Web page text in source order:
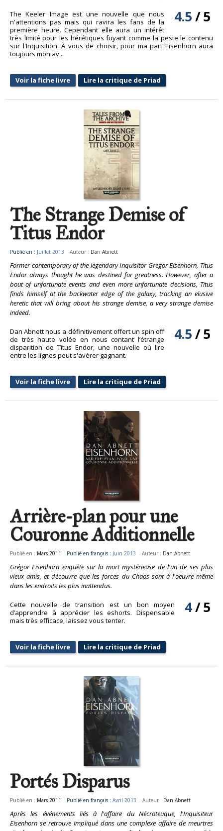
4.5/5
The Keeler Image est une nouvelle que nous
n'attentions pas mais qui ravira les fans de la
première heure. Cependant elle aura un intérêt
très limité pour les hérétiques fuyant comme la peste le contenu
sur l'Inquisition. À vous de choisir, pour ma part Eisenhorn aura
toujours mon av...
Voir la fiche livre Lire la critique de Priad
The Strange Demise of
Titus Endor
Publié en : Juillet 2013 Auteur : Dan Abnett
Former contemporary of the legendary Inquisitor Gregor Eisenhorn, Titus
Endor always thought he was destined for greatness. However, after a
bout of unfortunate events and even more unfortunate decisions, Titus
finds himself at the backwater edge of the galaxy, tracking an elusive
heretic that will bring about his strange demise, a very strange demise
indeed.
4.5/5
Dan Abnett nous a définitivement offert un spin off
de très haute volée en nous contant l’étrange
disparition de Titus Endor, une nouvelle où lire
entre les lignes peut s'avérer gagnant.
Voir la fiche livre Lire la critique de Priad
Arrière-plan pour une
Couronne Additionnelle
Publié en : Mars 2011 Publié en français : Juin 2013 Auteur : Dan Abnett
Grégor Eisenhorn enquète sur la mort mystérieuse de l'un de ses plus
vieux amis, et découvre que les forces du Chaos sont à l'oeuvre même
dans les endroits les plus inattendus.
4/5
Cette nouvelle de transition est un bon moyen
d’apprendre à apprécier les eshorts. Dispensable
mais très efficace, laissez vous tenter.
Voir la fiche livre Lire la critique de Priad
Portés Disparus
Publié en : Mars 2011 Publié en français :Avril 2013 Auteur : Dan Abnett
Après les événements liés à l'affaire du Nécroteuque, l'Inquisiteur
Eisenhorn se retrouve impliqué dans une complexe affaire de meurtres